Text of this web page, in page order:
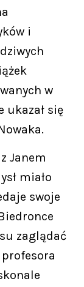
i
w
ukazał się
Janem
miało
swoje
zaglądać